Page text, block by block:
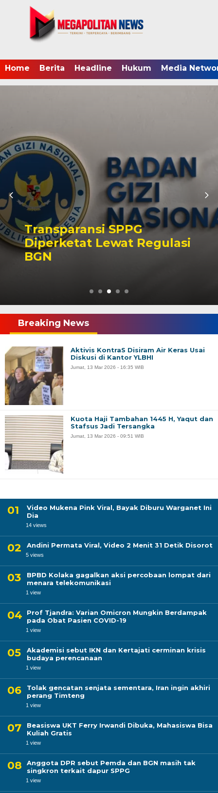
Home Berita Headline Hukum Media
Transparansi SPPG
Diperketat Lewat Regulasi
BGN
Video Mukena Pink Viral, Bayak Diburu Warganet Ini
Dia
14 views
Andini Permata Viral, Video 2 Menit 31 Detik Disorot
5 views
BPBD Kolaka gagalkan aksi percobaan lompat dari
menara telekomunikasi
1 view
Prof Tjandra: Varian Omicron Mungkin Berdampak
pada Obat Pasien COVID-19
1 view
Akademisi sebut IKN dan Kertajati cerminan krisis
budaya perencanaan
1 view
Tolak gencatan senjata sementara, Iran ingin akhiri
perang Timteng
1 view
Beasiswa UKT Ferry Irwandi Dibuka, Mahasiswa Bisa
Kuliah Gratis
1 view
Anggota DPR sebut Pemda dan BGN masih tak
singkron terkait dapur SPPG
1 view
Breaking News
Aktivis KontraS Disiram Air Keras Usai
Diskusi di Kantor YLBHI
Jumat, 13 Mar 2026 - 16:35 WIB
Kuota Haji Tambahan 1445 H, Yaqut dan
Stafsus Jadi Tersangka
Jumat, 13 Mar 2026 - 09:51 WIB